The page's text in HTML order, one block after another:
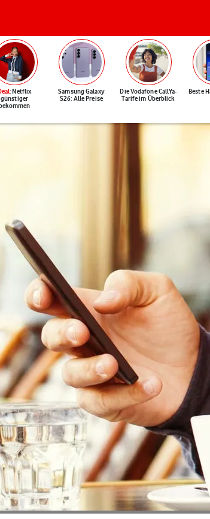
: Netflix
günstiger
Samsung Galaxy
S26: Alle Preise
Die Vodafone CallYa-
Tarife im Überblick
Beste